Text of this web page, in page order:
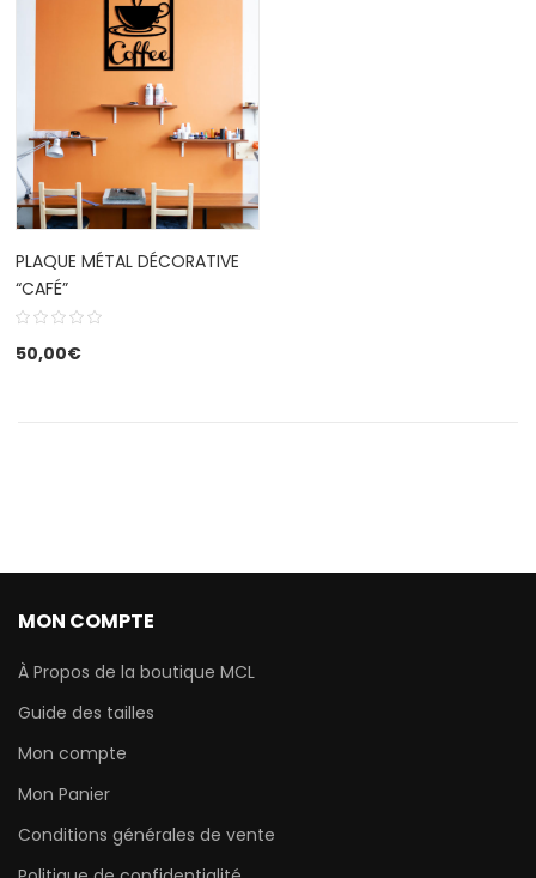
PLAQUE MÉTAL DÉCORATIVE
“CAFÉ”
50,00€
MON COMPTE
À Propos de la boutique MCL
Guide des tailles
Mon compte
Mon Panier
Conditions générales de vente